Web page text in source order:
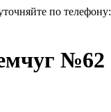
по телефону:
№62